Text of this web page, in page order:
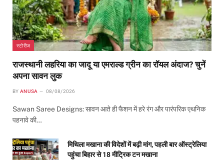
स्टोरीज
राजस्थानी लहरिया का जादू या एमराल्ड ग्रीन का रॉयल अंदाज? चुनें
अपना सावन लुक
BY ANUSA 08/08/2026
Sawan Saree Designs: सावन आते ही फैशन में हरे रंग और पारंपरिक एथनिक
पहनावे की…
मिथिला मखाना की विदेशों में बढ़ी मांग, पहली बार ऑस्ट्रेलिया
पहुंचा बिहार से 18 मीट्रिक टन मखाना